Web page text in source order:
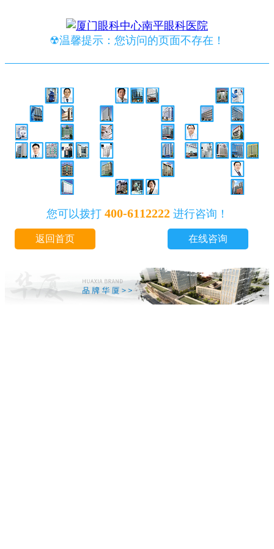
☢温馨提示：您访问的页面不存在！
您可以拨打 400-6112222进行咨询！
返回首页 在线咨询